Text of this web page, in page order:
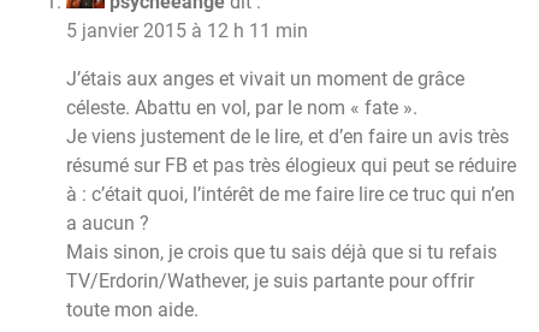
5 janvier 2015 à 12 h 11 min
J’étais aux anges et vivait un moment de grâce
céleste. Abattu en vol, par le nom « fate ».
Je viens justement de le lire, et d’en faire un avis très
résumé sur FB et pas très élogieux qui peut se réduire
à : c’était quoi, l’intérêt de me faire lire ce truc qui n’en
a aucun ?
Mais sinon, je crois que tu sais déjà que si tu refais
TV/Erdorin/Wathever, je suis partante pour offrir
toute mon aide.